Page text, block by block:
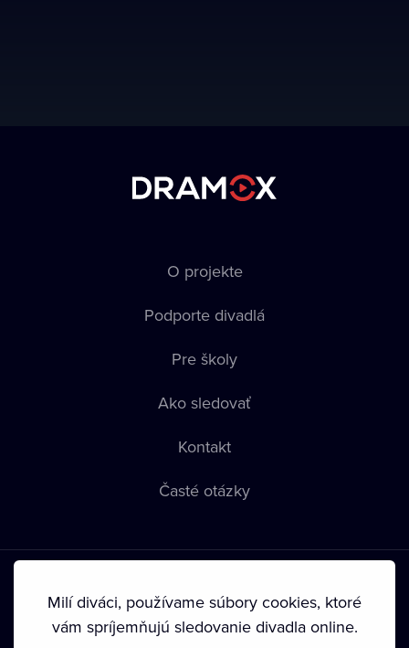
O projekte
Podporte divadlá
Pre školy
Ako sledovať
Kontakt
Časté otázky
Milí diváci, používame súbory cookies, ktoré
vám spríjemňujú sledovanie divadla online.